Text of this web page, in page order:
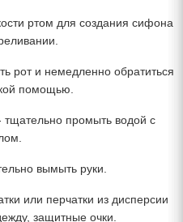
ртом для создания сифона
рот и немедленно обратиться
помощью.
тщательно промыть водой с
вымыть руки.
или перчатки из дисперсии
защитные очки.